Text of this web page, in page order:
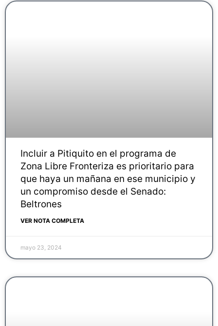
Incluir a Pitiquito en el programa de
Zona Libre Fronteriza es prioritario para
que haya un mañana en ese municipio y
un compromiso desde el Senado:
Beltrones
VER NOTA COMPLETA
mayo 23, 2024